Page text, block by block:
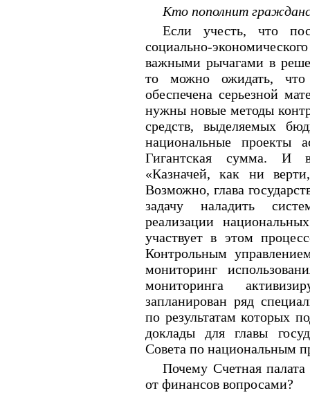
Кто пополнит
Если учесть, что
социально-
важными рычагами в
то можно ожидать, что
обеспечена серьезной
нужны новые методы
средств, выделяемых
национальные проекты
Гигантская сумма. И
«Казначей, как ни
Возможно, глава
задачу наладить
реализации
участвует в этом
Контрольным
мониторинг
мониторинга
запланирован ряд
по результатам которых
доклады для главы
Совета по национальным
Почему Счетная
от финансов вопросами?